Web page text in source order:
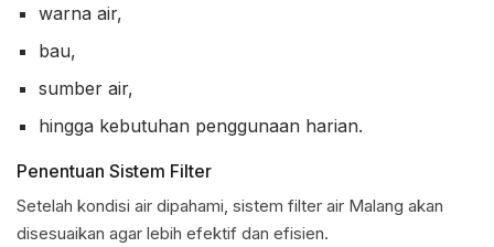
warna air,
bau,
sumber air,
hingga kebutuhan penggunaan harian.
Penentuan Sistem Filter
Setelah kondisi air dipahami, sistem filter air Malang akan
disesuaikan agar lebih efektif dan efisien.